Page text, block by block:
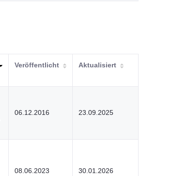
Veröffentlicht Aktualisiert
06.12.2016 23.09.2025
08.06.2023 30.01.2026